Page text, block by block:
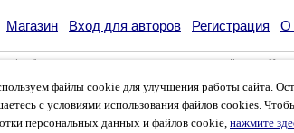
файлы cookie для улучшения работы сайта.
с условиями использования файлов cookies.
персональных данных и файлов cookie, нажмите
Магазин Вход для авторов Регистрация О
публикации своих литературных произведений в сети
возможна только с согласия его автора, к
публикациии российского законодательства. Данные
которые в общей сумме просматривают более